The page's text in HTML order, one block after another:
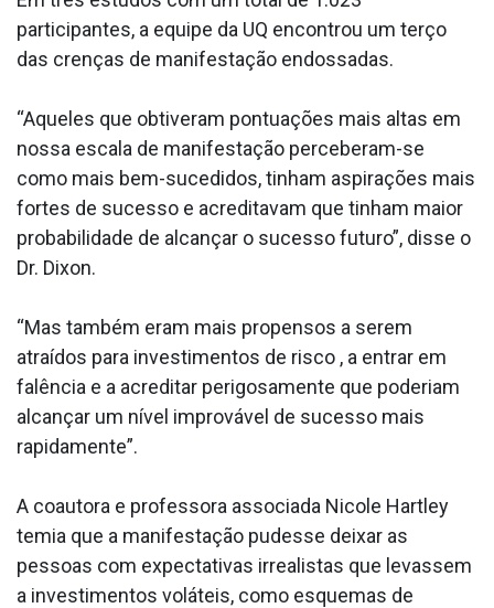
participantes, a equipe da UQ encontrou um terço
das crenças de manifestação endossadas.
“Aqueles que obtiveram pontuações mais altas em
nossa escala de manifestação perceberam-se
como mais bem-sucedidos, tinham aspirações mais
fortes de sucesso e acreditavam que tinham maior
probabilidade de alcançar o sucesso futuro”, disse o
Dr. Dixon.
“Mas também eram mais propensos a serem
atraídos para investimentos de risco , a entrar em
falência e a acreditar perigosamente que poderiam
alcançar um nível improvável de sucesso mais
rapidamente”.
A coautora e professora associada Nicole Hartley
temia que a manifestação pudesse deixar as
pessoas com expectativas irrealistas que levassem
a investimentos voláteis, como esquemas de